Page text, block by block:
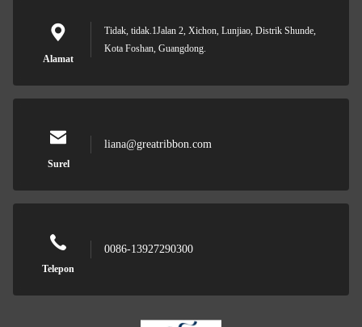
Alamat
Tidak, tidak.1Jalan 2, Xichon, Lunjiao, Distrik Shunde,
Kota Foshan, Guangdong.
Surel
liana@greatribbon.com
Telepon
0086-13927290300